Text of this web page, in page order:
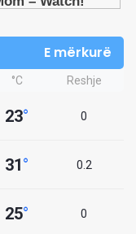
E mërkurë
°C Reshje
23° 0
31° 0.2
25° 0